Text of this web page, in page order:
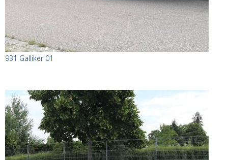
931 Galliker 01